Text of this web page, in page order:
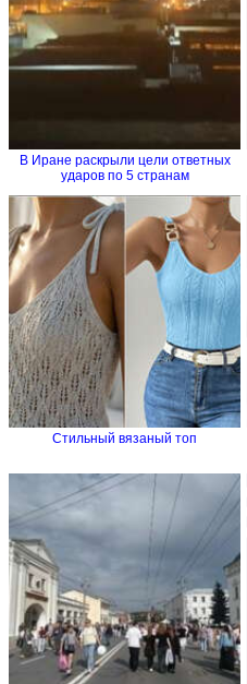
В Иране раскрыли цели ответных
ударов по 5 странам
Стильный вязаный топ